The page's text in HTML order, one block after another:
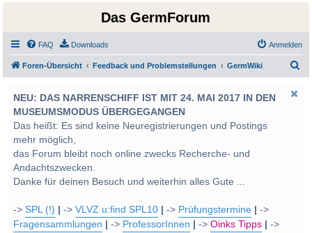
Das GermForum
FAQ Downloads Anmelden
Foren-Übersicht Feedback und Problemstellungen GermWiki
NEU: DAS NARRENSCHIFF IST MIT 24. MAI 2017 IN DEN
MUSEUMSMODUS ÜBERGEGANGEN
Das heißt: Es sind keine Neuregistrierungen und Postings
mehr möglich,
das Forum bleibt noch online zwecks Recherche- und
Andachtszwecken.
Danke für deinen Besuch und weiterhin alles Gute ...
->SPL (!) ->VLVZ u:find SPL10 -> Prüfungstermine
->
Fragensammlungen
-> ProfessorInnen ->Oinks Tipps
->